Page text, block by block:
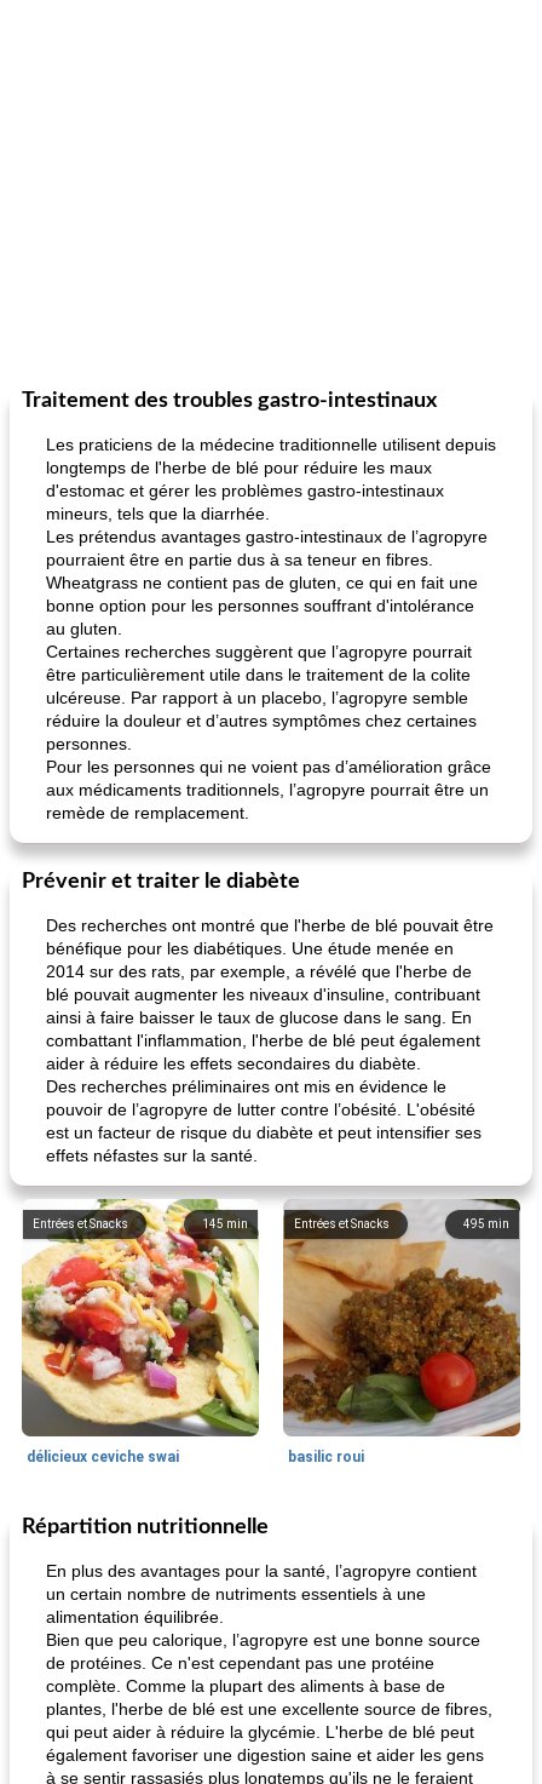
Traitement des troubles gastro-intestinaux
Les praticiens de la médecine traditionnelle utilisent depuis
longtemps de l'herbe de blé pour réduire les maux
d'estomac et gérer les problèmes gastro-intestinaux
mineurs, tels que la diarrhée.
Les prétendus avantages gastro-intestinaux de l’agropyre
pourraient être en partie dus à sa teneur en fibres.
Wheatgrass ne contient pas de gluten, ce qui en fait une
bonne option pour les personnes souffrant d'intolérance
au gluten.
Certaines recherches suggèrent que l’agropyre pourrait
être particulièrement utile dans le traitement de la colite
ulcéreuse. Par rapport à un placebo, l’agropyre semble
réduire la douleur et d’autres symptômes chez certaines
personnes.
Pour les personnes qui ne voient pas d’amélioration grâce
aux médicaments traditionnels, l’agropyre pourrait être un
remède de remplacement.
Prévenir et traiter le diabète
Des recherches ont montré que l'herbe de blé pouvait être
bénéfique pour les diabétiques. Une étude menée en
2014 sur des rats, par exemple, a révélé que l'herbe de
blé pouvait augmenter les niveaux d'insuline, contribuant
ainsi à faire baisser le taux de glucose dans le sang. En
combattant l'inflammation, l'herbe de blé peut également
aider à réduire les effets secondaires du diabète.
Des recherches préliminaires ont mis en évidence le
pouvoir de l’agropyre de lutter contre l’obésité. L'obésité
est un facteur de risque du diabète et peut intensifier ses
effets néfastes sur la santé.
145 min
Entrées et Snacks
délicieux ceviche swai
495 min
Entrées et Snacks
basilic roui
65min
Déjeuner / Snacks
pois chiches rôtis aux épices amandes au cheddar rôti
Répartition nutritionnelle
En plus des avantages pour la santé, l’agropyre contient
un certain nombre de nutriments essentiels à une
alimentation équilibrée.
Bien que peu calorique, l’agropyre est une bonne source
de protéines. Ce n'est cependant pas une protéine
complète. Comme la plupart des aliments à base de
plantes, l'herbe de blé est une excellente source de fibres,
qui peut aider à réduire la glycémie. L'herbe de blé peut
également favoriser une digestion saine et aider les gens
à se sentir rassasiés plus longtemps qu'ils ne le feraient